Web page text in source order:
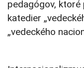
pedagógov,
katedier
„vedeckého